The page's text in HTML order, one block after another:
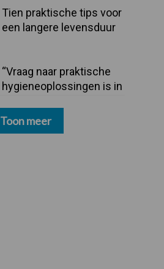
Tien praktische tips voor
een langere levensduur
“Vraag naar praktische
hygieneoplossingen is in
Toon meer